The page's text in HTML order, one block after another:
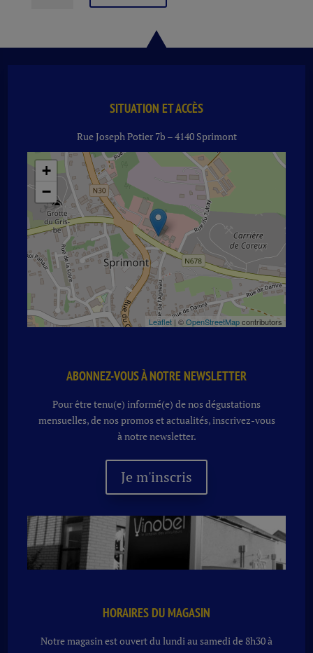
SITUATION ET ACCÈS
Rue Joseph Potier 7b – 4140 Sprimont
+
−
Leaflet| ©OpenStreetMapcontributors
ABONNEZ-VOUS À NOTRE NEWSLETTER
Pour être tenu(e) informé(e) de nos dégustations
mensuelles, de nos promos et actualités, inscrivez-vous
à notre newsletter.
Je m'inscris
HORAIRES DU MAGASIN
Notre magasin est ouvert du lundi au samedi de 8h30 à